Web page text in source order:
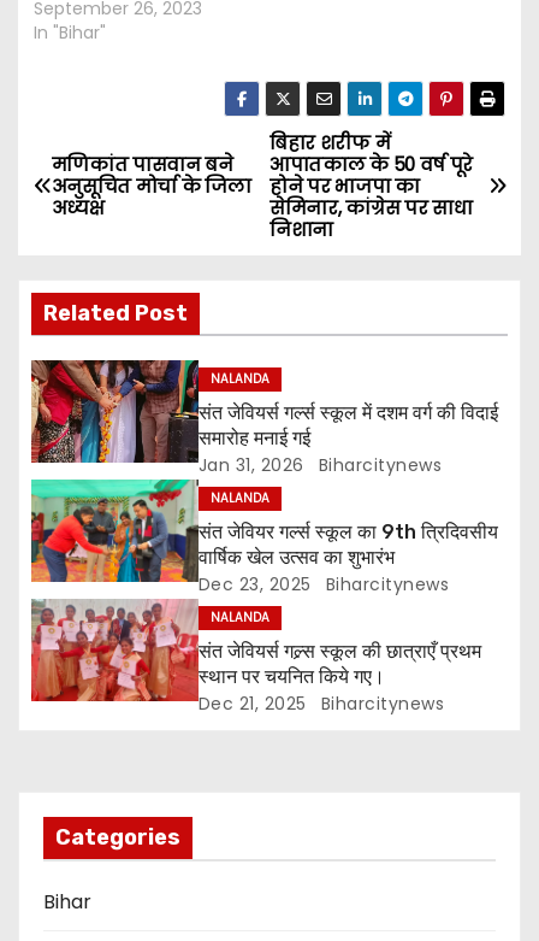
September 26, 2023
In "Bihar"
P
o
t
n
a
v
i
g
a
t
i
n
बिहार शरीफ में
आपातकाल के 50 वर्ष पूरे
होने पर भाजपा का
सेमिनार, कांग्रेस पर साधा
निशाना
मणिकांत पासवान बने
अनुसूचित मोर्चा के जिला
अध्यक्ष
Related Post
NALANDA
संत जेवियर्स गर्ल्स स्कूल में दशम वर्ग की विदाई
समारोह मनाई गई
Jan 31, 2026 Biharcitynews
NALANDA
संत जेवियर गर्ल्स स्कूल का 9th त्रिदिवसीय
वार्षिक खेल उत्सव का शुभारंभ
Dec 23, 2025 Biharcitynews
NALANDA
संत जेवियर्स गल्र्स स्कूल की छात्र‌ाएँ प्रथम
स्थान पर चयनित किये गए।
Dec 21, 2025 Biharcitynews
Categories
Bihar